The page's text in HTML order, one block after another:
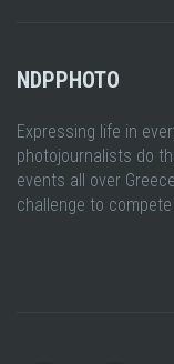
NDPPHOTO
Expressing life in
photojournalists do
events all over
challenge to